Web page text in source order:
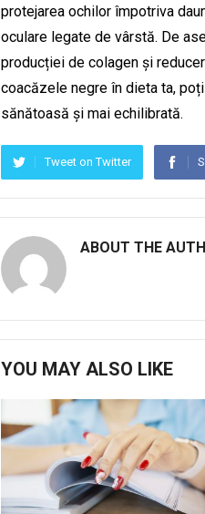
protejarea ochilor împotriva
oculare legate de vârstă. De
producției de colagen și
coacăzele negre în dieta ta,
sănătoasă și mai echilibrată.
Tweet on Twitter
ABOUT THE
YOU MAY ALSO LIKE